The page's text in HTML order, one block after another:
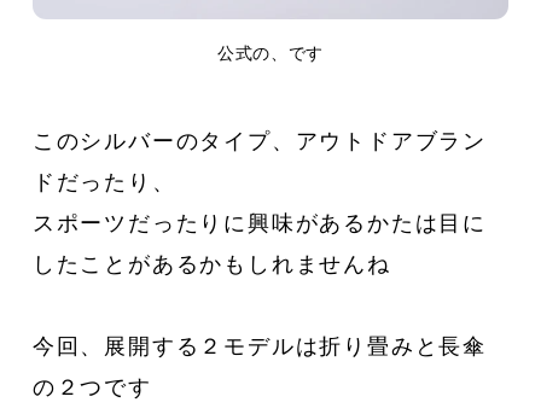
公式の、です
このシルバーのタイプ、アウトドアブラン
ドだったり、
スポーツだったりに興味があるかたは目に
したことがあるかもしれませんね
今回、展開する２モデルは折り畳みと長傘
の２つです